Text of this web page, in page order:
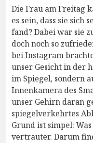
Die Frau am Freitag
es sein, dass sie sich
fand? Dabei war sie
doch noch so
bei Instagram
unser Gesicht in der
im Spiegel, sondern
Innenkamera des
unser Gehirn daran
spiegelverkehrtes
Grund ist simpel:
vertrauter. Darum